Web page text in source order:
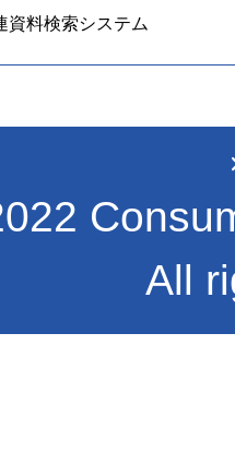
資料検索システム
All